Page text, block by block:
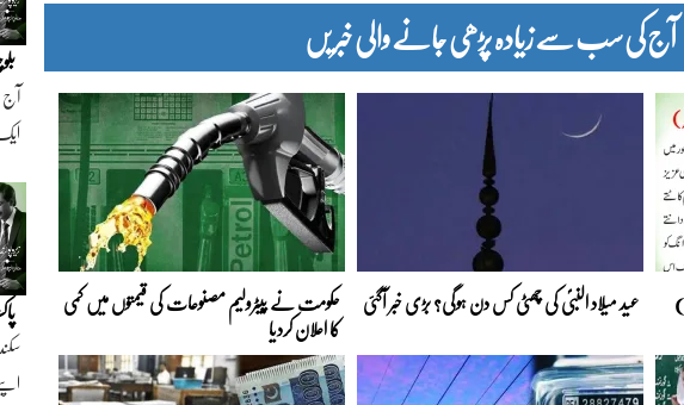
آج کی سب سے زیادہ پڑھی جانے والی خبریں
عید میلاد النبیؐ کی چھٹی کس دن ہوگی؟ بڑی خبر آگئی حکومت نے پیٹرولیم مصنوعات کی قیمتوں میں کمی
کا اعلان کردیا